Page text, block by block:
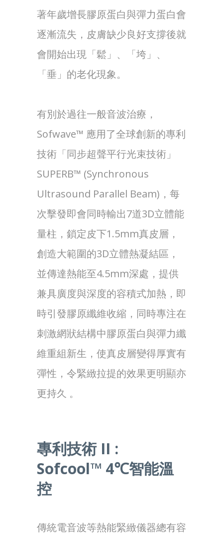
著年歲增長膠原蛋白與彈力蛋白會
逐漸流失，皮膚缺少良好支撐後就
會開始出現「鬆」、「垮」、
「垂」的老化現象。
有別於過往一般音波治療，
Sofwave™ 應用了全球創新的專利
技術「同步超聲平行光束技術」
SUPERB™ (Synchronous
Ultrasound Parallel Beam)，每
次擊發即會同時輸出7道3D立體能
量柱，鎖定皮下1.5mm真皮層，
創造大範圍的3D立體熱凝結區，
並傳達熱能至4.5mm深處，提供
兼具廣度與深度的容積式加熱，即
時引發膠原纖維收縮，同時專注在
刺激網狀結構中膠原蛋白與彈力纖
維重組新生，使真皮層變得厚實有
彈性，令緊緻拉提的效果更明顯亦
更持久 。
專利技術 II :
Sofcool™ 4℃智能溫
控
傳統電音波等熱能緊緻儀器總有容